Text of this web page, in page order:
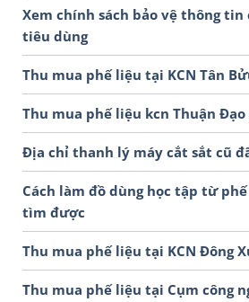
Xem chính sách bảo vệ thông tin
tiêu dùng
Thu mua phế liệu tại KCN Tân
Thu mua phế liệu kcn Thuận Đạo
Địa chỉ thanh lý máy cắt sắt cũ
Cách làm đồ dùng học tập từ
tìm được
Thu mua phế liệu tại KCN Đông
Thu mua phế liệu tại Cụm công